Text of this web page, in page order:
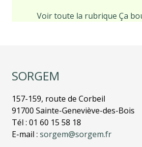
Voir toute la rubrique Ça
SORGEM
157-159, route de Corbeil
91700 Sainte-Geneviève-des-Bois
Tél : 01 60 15 58 18
E-mail : sorgem@sorgem.fr